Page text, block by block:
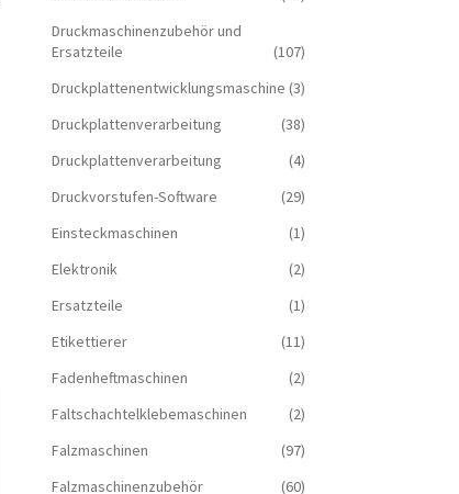
Druckmaschinenzubehör und
Ersatzteile
(107)
Druckplattenentwicklungsmaschine (3)
Druckplattenverarbeitung
(38)
Druckplattenverarbeitung
(4)
Druckvorstufen-Software
(29)
Einsteckmaschinen
(1)
Elektronik
(2)
Ersatzteile
(1)
Etikettierer
(11)
Fadenheftmaschinen
(2)
Faltschachtelklebemaschinen
(2)
Falzmaschinen
(97)
Falzmaschinenzubehör
(60)